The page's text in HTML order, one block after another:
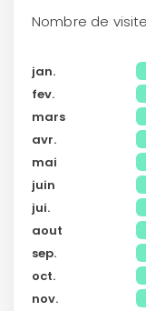
Nombre de
jan.
fev.
mars
avr.
mai
juin
jui.
aout
sep.
oct.
nov.